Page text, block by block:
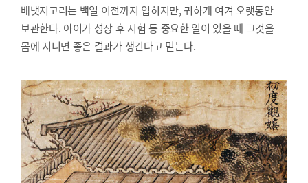
배냇저고리는 백일 이전까지 입히지만, 귀하게 여겨 오랫동안
보관한다. 아이가 성장 후 시험 등 중요한 일이 있을 때 그것을
몸에 지니면 좋은 결과가 생긴다고 믿는다.